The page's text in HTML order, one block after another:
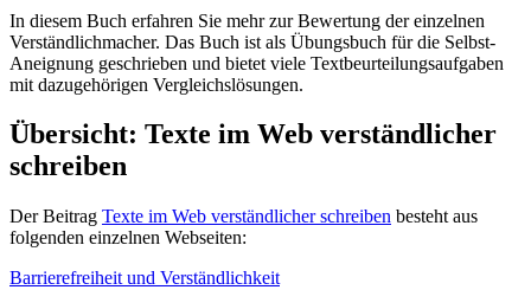
In diesem Buch erfahren Sie mehr zur Bewertung der einzelnen
Verständlichmacher. Das Buch ist als Übungsbuch für die Selbst-
Aneignung geschrieben und bietet viele Textbeurteilungsaufgaben
mit dazugehörigen Vergleichslösungen.
Übersicht: Texte im Web verständlicher
schreiben
Der Beitrag Texte im Web verständlicher schreiben besteht aus
folgenden einzelnen Webseiten:
Barrierefreiheit und Verständlichkeit